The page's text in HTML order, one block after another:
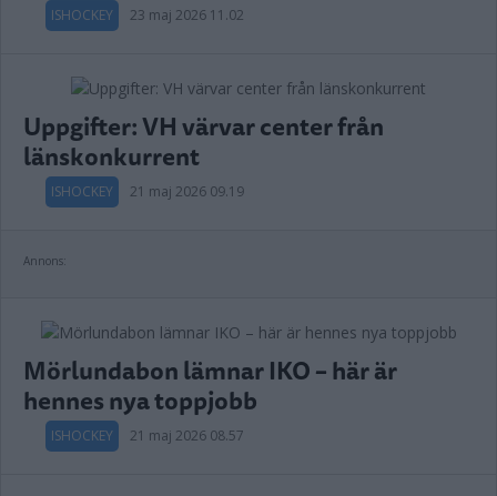
ISHOCKEY 23 maj 2026 11.02
Uppgifter: VH värvar center från
länskonkurrent
ISHOCKEY 21 maj 2026 09.19
Annons:
Mörlundabon lämnar IKO – här är
hennes nya toppjobb
ISHOCKEY 21 maj 2026 08.57